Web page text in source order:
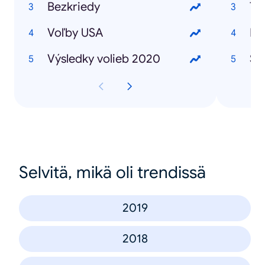
Bezkriedy
Voľby USA
Výsledky volieb 2020
Selvitä, mikä oli trendissä
2019
2018